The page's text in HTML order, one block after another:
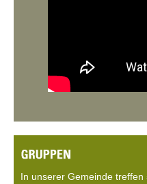
In unserer Gemeinde treffen